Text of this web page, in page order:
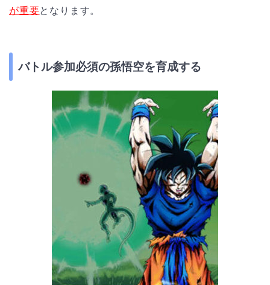
が重要となります。
バトル参加必須の孫悟空を育成する